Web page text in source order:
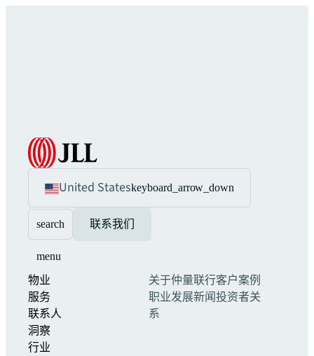
United Stateskeyboard_arrow_down
search 联系我们
menu
物业
服务
联系人
洞察
行业
关于仲量联行客户案例
职业发展新闻投资者关
系